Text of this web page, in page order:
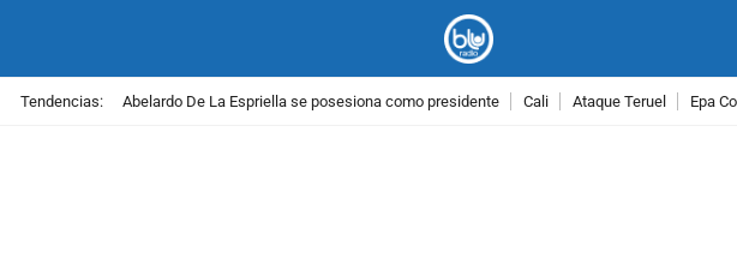
Tendencias: Abelardo De La Espriella se posesiona como presidente Cali Ataque Teruel Epa